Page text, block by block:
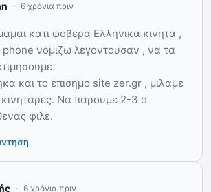
6 χρόνια πριν
κατι φοβερα Ελληνικα κινητα ,
phone νομιζω λεγοντουσαν , να τα
και το επισημο site zer.gr , μιλαμε
κινηταρες. Να παρουμε 2-3 ο
φιλε.
6 χρόνια πριν